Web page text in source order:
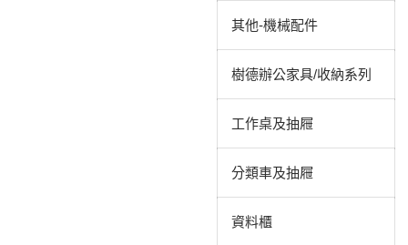
其他-機械配件
樹德辦公家具/收納系列
工作桌及抽屜
分類車及抽屜
資料櫃